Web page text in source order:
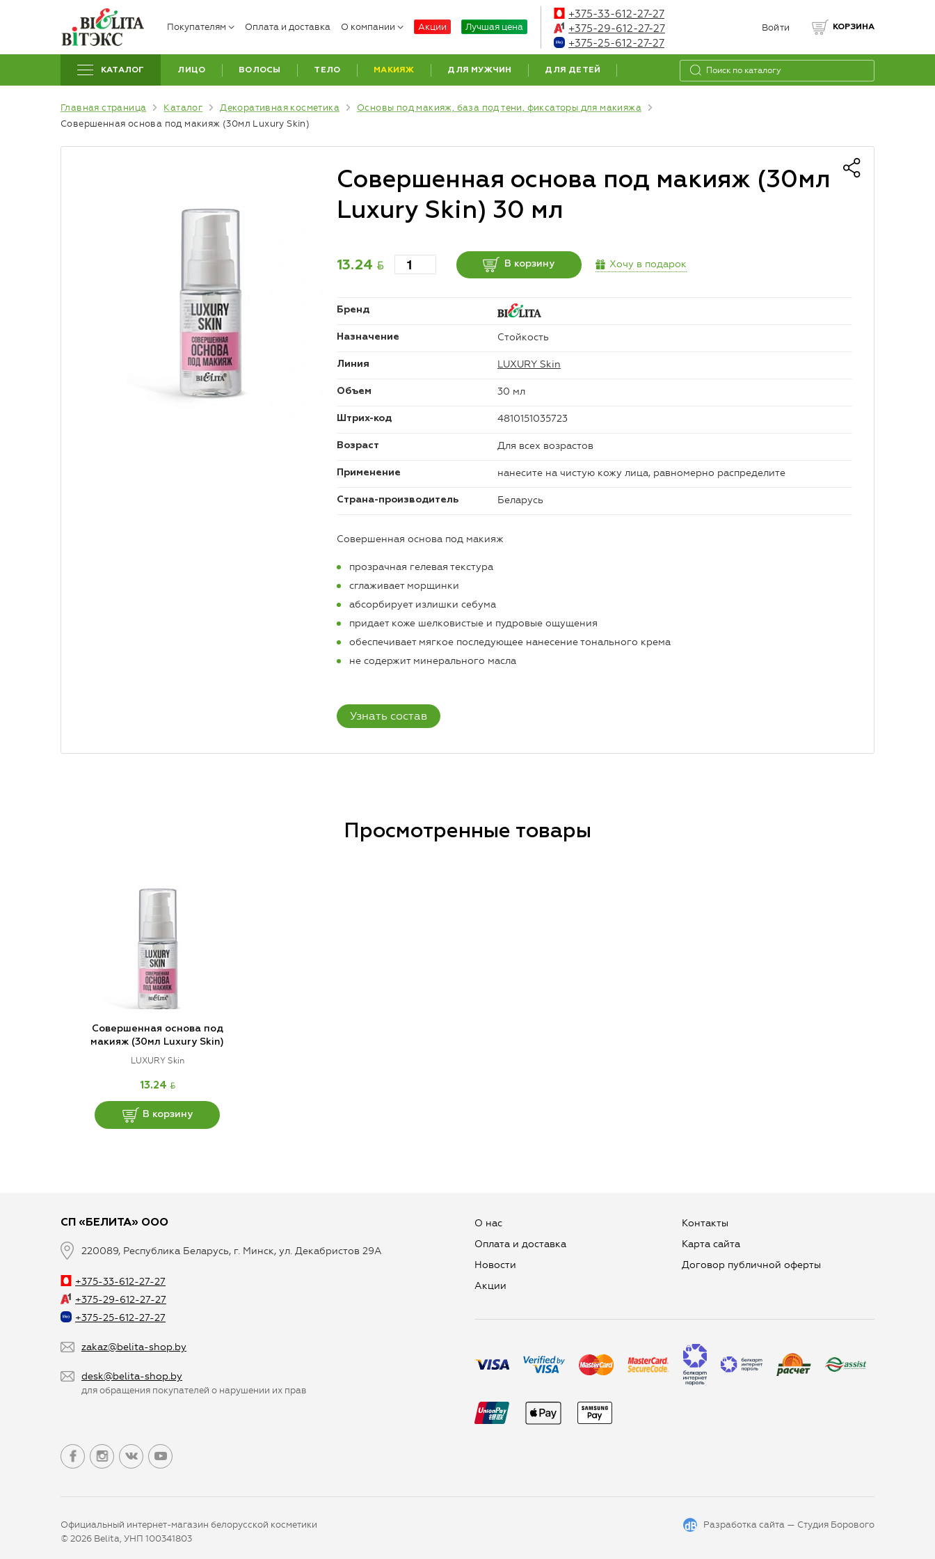
Покупателям Оплата и доставка О компании Акции Лучшая цена
+375-33-612-27-27
+375-29-612-27-27
+375-25-612-27-27
Войти КОРЗИНА
КАТАЛОГ ЛИЦО ВОЛОСЫ ТЕЛО МАКИЯЖ ДЛЯ МУЖЧИН ДЛЯ ДЕТЕЙ
Главная страница Каталог Декоративная косметика
Основы под макияж, база под тени, фиксаторы для макияжа
Совершенная основа под макияж (30мл Luxury Skin)
Совершенная основа под макияж (30мл
Luxury Skin) 30 мл
13.24 BYN В корзину Хочу в подарок
Бренд
Назначение Стойкость
Линия LUXURY Skin
Объем 30 мл
Штрих-код 4810151035723
Возраст Для всех возрастов
Применение нанесите на чистую кожу лица, равномерно распределите
Страна-производитель Беларусь
Совершенная основа под макияж
прозрачная гелевая текстура
сглаживает морщинки
абсорбирует излишки себума
придает коже шелковистые и пудровые ощущения
обеспечивает мягкое последующее нанесение тонального крема
не содержит минерального масла
Узнать состав
Просмотренные товары
Совершенная основа под
макияж (30мл Luxury Skin)
LUXURY Skin
13.24 BYN
В корзину
СП «БЕЛИТА» ООО
220089, Республика Беларусь, г. Минск, ул. Декабристов 29А
+375-33-612-27-27
+375-29-612-27-27
+375-25-612-27-27
zakaz@belita-shop.by
desk@belita-shop.by
для обращения покупателей о нарушении их прав
О нас
Оплата и доставка
Новости
Aкции
Контакты
Карта сайта
Договор публичной оферты
Официальный интернет-магазин белорусской косметики
© 2026 Belita, УНП 100341803
Разработка сайта — Студия Борового